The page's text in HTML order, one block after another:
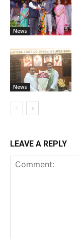
News
News
LEAVE A REPLY